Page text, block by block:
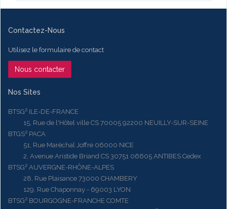
Contactez-Nous
Utilisez le formulaire de contact
Nous contacter
Nos Sites
BTSG² ILE-DE-FRANCE
15, Rue de l'Hôtel ville CS 70005 92200 NEUILLY-SUR-SEINE
BTGS² PACA
51, Rue Maréchal Joffre 06000 NICE
2, Avenue Aristide Briand CS 30751 06605 ANTIBES Cedex
BTSG² AUVERGNE-RHÔNE-ALPES
28, Rue Plaisance 73000 CHAMBERY
129, Rue Chaponnay - 69003 LYON
BTSG² BOURGOGNE-FRANCHE COMTE